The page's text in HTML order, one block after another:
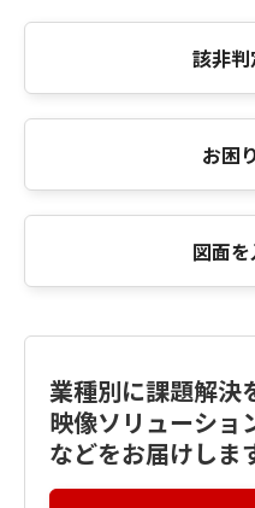
該非
お困
図面
業種別に課題解決
映像ソリューショ
などをお届けしま